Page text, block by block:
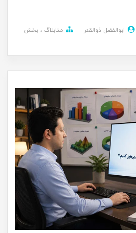
ابوالفضل ذوالقدر متابلاگ
بخش